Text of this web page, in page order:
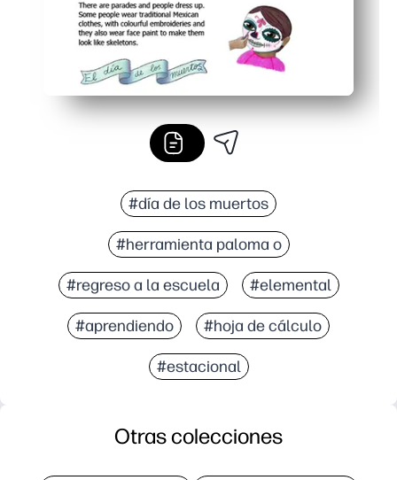
#día de los muertos
#herramienta paloma o
#regreso a la escuela #elemental
#aprendiendo #hoja de cálculo
#estacional
Otras colecciones